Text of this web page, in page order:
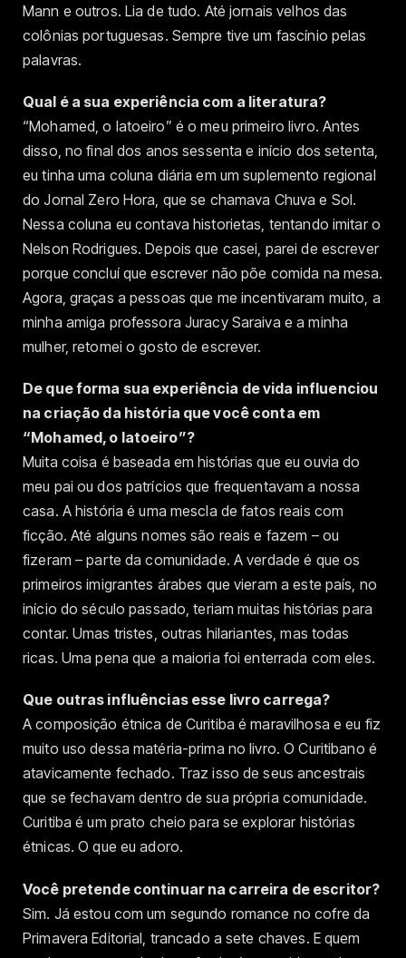
Mann e outros. Lia de tudo. Até jornais velhos das
colônias portuguesas. Sempre tive um fascínio pelas
palavras.
Qual é a sua experiência com a literatura?
“Mohamed, o latoeiro” é o meu primeiro livro. Antes
disso, no final dos anos sessenta e início dos setenta,
eu tinha uma coluna diária em um suplemento regional
do Jornal Zero Hora, que se chamava Chuva e Sol.
Nessa coluna eu contava historietas, tentando imitar o
Nelson Rodrigues. Depois que casei, parei de escrever
porque concluí que escrever não põe comida na mesa.
Agora, graças a pessoas que me incentivaram muito, a
minha amiga professora Juracy Saraiva e a minha
mulher, retomei o gosto de escrever.
De que forma sua experiência de vida influenciou
na criação da história que você conta em
“Mohamed, o latoeiro”?
Muita coisa é baseada em histórias que eu ouvia do
meu pai ou dos patrícios que frequentavam a nossa
casa. A história é uma mescla de fatos reais com
ficção. Até alguns nomes são reais e fazem – ou
fizeram – parte da comunidade. A verdade é que os
primeiros imigrantes árabes que vieram a este país, no
início do século passado, teriam muitas histórias para
contar. Umas tristes, outras hilariantes, mas todas
ricas. Uma pena que a maioria foi enterrada com eles.
Que outras influências esse livro carrega?
A composição étnica de Curitiba é maravilhosa e eu fiz
muito uso dessa matéria-prima no livro. O Curitibano é
atavicamente fechado. Traz isso de seus ancestrais
que se fechavam dentro de sua própria comunidade.
Curitiba é um prato cheio para se explorar histórias
étnicas. O que eu adoro.
Você pretende continuar na carreira de escritor?
Sim. Já estou com um segundo romance no cofre da
Primavera Editorial, trancado a sete chaves. E quem